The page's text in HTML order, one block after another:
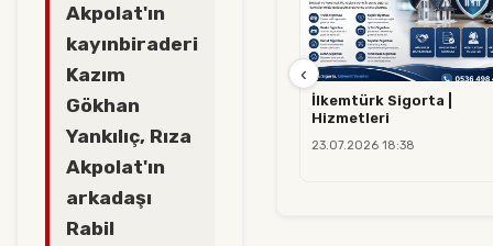
Akpolat'ın
kayınbiraderi
Kazım
Gökhan
Yankılıç, Rıza
Akpolat'ın
arkadaşı
Rabil
İlkemtürk Sigorta |
Hizmetleri
23.07.2026 18:38
‹